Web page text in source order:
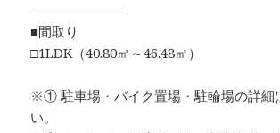
―――――――
■間取り
□1LDK（40.80㎡～46.48㎡）
※① 駐車場・バイク置場・駐輪場の詳細
い。